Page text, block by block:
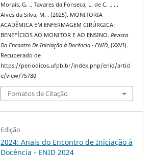
Morais, G. ., Tavares da Fonseca, L. de C. ., …
Alves da Silva, M. . (2025). MONITORIA
ACADÊMICA EM ENFERMAGEM CIRÚRGICA:
BENEFÍCIOS AO MONITOR E AO ENSINO.Revista
Do Encontro De Iniciação à Docência - ENID, (XXVI).
Recuperado de
https://periodicos.ufpb.br/index.php/enid/articl
e/view/75780
Fomatos de Citação
Edição
2024: Anais do Encontro de Iniciação à
Docência - ENID 2024